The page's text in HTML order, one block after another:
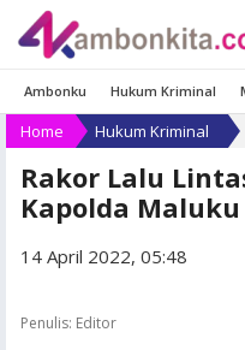
Ambonku Hukum Kriminal
Home Hukum Kriminal
Rakor Lalu
Kapolda
14 April 2022, 05:48
Penulis: Editor